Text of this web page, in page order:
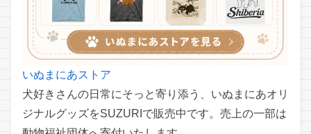
いぬまにあストア
犬好きさんの日常にそっと寄り添う、いぬまにあオリ
ジナルグッズをSUZURIで販売中です。売上の一部は